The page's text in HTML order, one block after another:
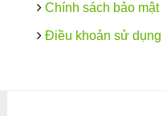
Chính sách bảo mật
Điều khoản sử dụng